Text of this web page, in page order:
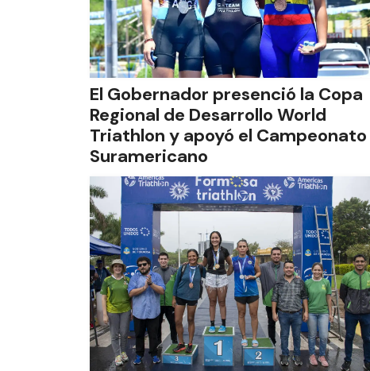
El Gobernador presenció la Copa
Regional de Desarrollo World
Triathlon y apoyó el Campeonato
Suramericano